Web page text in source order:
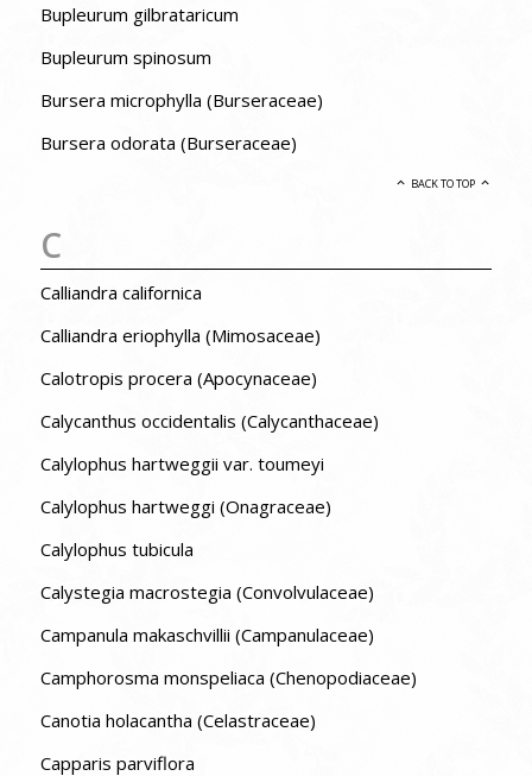
Bupleurum gilbrataricum
Bupleurum spinosum
Bursera microphylla (Burseraceae)
Bursera odorata (Burseraceae)
BACK TO TOP
C
Calliandra californica
Calliandra eriophylla (Mimosaceae)
Calotropis procera (Apocynaceae)
Calycanthus occidentalis (Calycanthaceae)
Calylophus hartweggii var. toumeyi
Calylophus hartweggi (Onagraceae)
Calylophus tubicula
Calystegia macrostegia (Convolvulaceae)
Campanula makaschvillii (Campanulaceae)
Camphorosma monspeliaca (Chenopodiaceae)
Canotia holacantha (Celastraceae)
Capparis parviflora